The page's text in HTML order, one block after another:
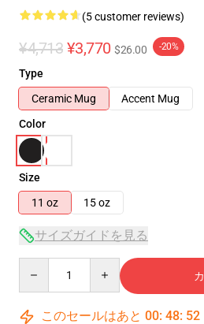
(5 customer reviews)
¥4,713 ¥3,770 $26.00 -20%
Type
Ceramic Mug
Accent Mug
Color
Size
11 oz
15 oz
サイズガイドを見る
このセールはあと 00: 48: 51